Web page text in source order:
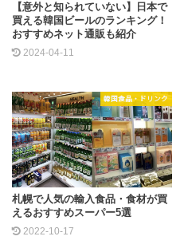
【意外と知られていない】日本で
買える韓国ビールのランキング！
おすすめネット通販も紹介
2024-04-11
韓国食品・ドリンク
札幌で人気の輸入食品・食材が買
えるおすすめスーパー5選
2022-10-17